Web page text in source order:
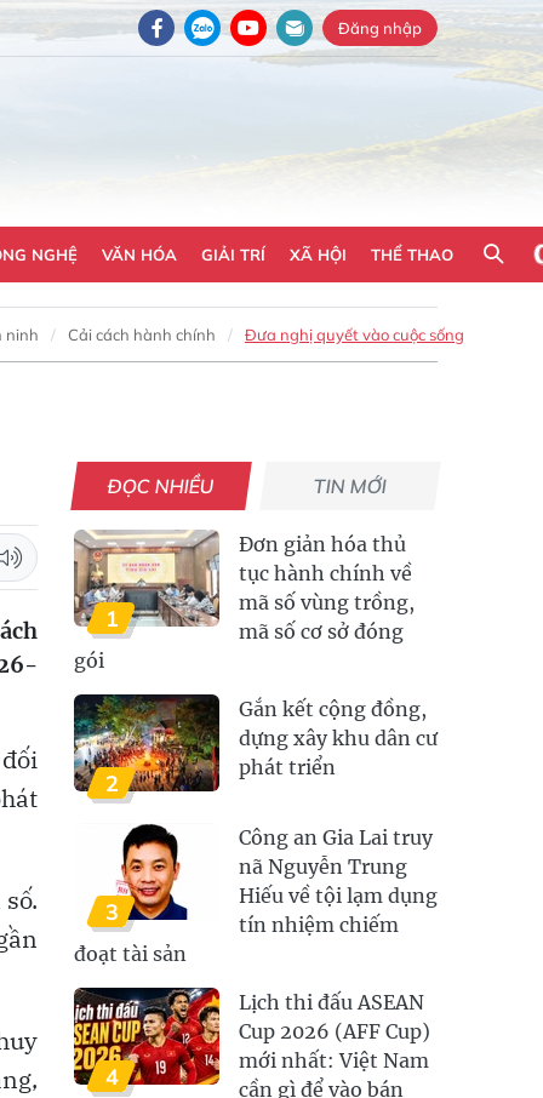
Đăng nhập
NGHỆ VĂN HÓA GIẢI TRÍ XÃ HỘI THỂ THAO
ninh Cải cách hành chính Đưa nghị quyết vào cuộc sống
ĐỌC NHIỀU TIN MỚI
1
Đơn giản hóa thủ
tục hành chính về
mã số vùng trồng,
mã số cơ sở đóng
gói
2
Gắn kết cộng đồng,
dựng xây khu dân cư
phát triển
3
Công an Gia Lai truy
nã Nguyễn Trung
Hiếu về tội lạm dụng
tín nhiệm chiếm
đoạt tài sản
4
Lịch thi đấu ASEAN
Cup 2026 (AFF Cup)
mới nhất: Việt Nam
cần gì để vào bán